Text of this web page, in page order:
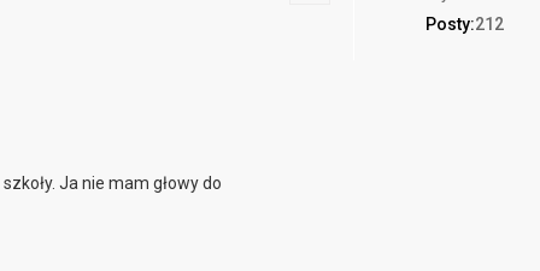
Posty:212
Ja nie mam głowy do